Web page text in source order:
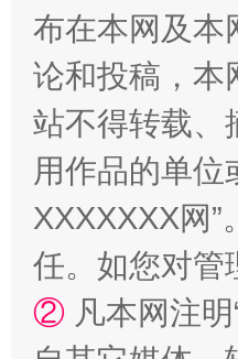
镜头丨大暑三
布在本网及本
论和投稿，本
站不得转载、
用作品的单位
XXXXXXX网
任。如您对管
② 凡本网注